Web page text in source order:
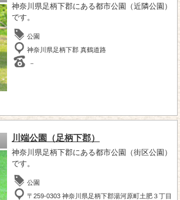
神奈川県足柄下郡にある都市公園（近隣公園）
です。
公園
神奈川県足柄下郡 真鶴道路
－
川端公園（足柄下郡）
神奈川県足柄下郡にある都市公園（街区公園）
です。
公園
〒259-0303 神奈川県足柄下郡湯河原町土肥３丁目